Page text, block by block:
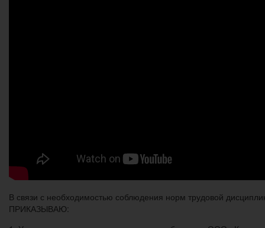
В связи с необходимостью соблюдения норм трудовой
ПРИКАЗЫВАЮ: